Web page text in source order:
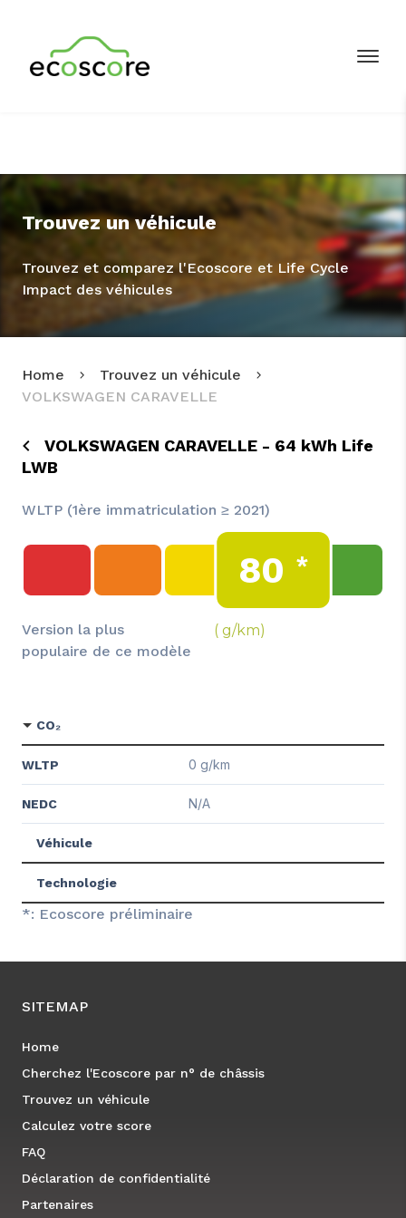
Trouvez un véhicule
Trouvez et comparez l'Ecoscore et Life Cycle
Impact des véhicules
Home
Trouvez un véhicule
VOLKSWAGEN CARAVELLE
VOLKSWAGEN CARAVELLE - 64 kWh Life
LWB
WLTP (1ère immatriculation ≥ 2021)
80 *
Version la plus
populaire de ce modèle
( g/km)
CO₂
WLTP 0 g/km
NEDC N/A
Véhicule
Technologie
*: Ecoscore préliminaire
SITEMAP
Home
Cherchez l'Ecoscore par n° de châssis
Trouvez un véhicule
Calculez votre score
FAQ
Déclaration de confidentialité
Partenaires